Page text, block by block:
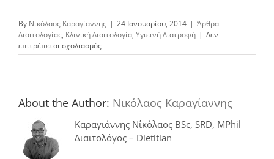
By Νικόλαος Καραγίαννης | 24 Ιανουαρίου, 2014 | Άρθρα
Διαιτολογίας, Κλινική Διαιτολογία, Υγιεινή Διατροφή | Δεν
επιτρέπεται σχολιασμόςστο
Ενεργά
τσάι
μούρα
βοηθούν
για
About the Author: Νικόλαος Καραγίαννης
Καραγιάννης Νίκόλαος BSc, SRD, MPhil
Διαιτολόγος – Dietitian